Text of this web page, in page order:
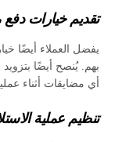
تقديم خيارات دفع
يفضل العملاء أيضًا
بهم. يُنصح أيضًا
أي مضايقات أثناء
تنظيم عملية